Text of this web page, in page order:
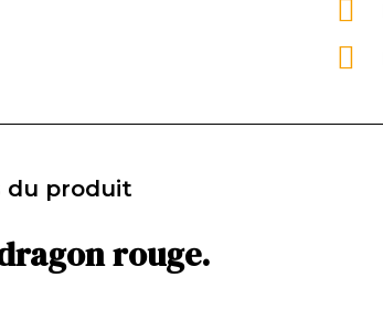
du produit
rouge.